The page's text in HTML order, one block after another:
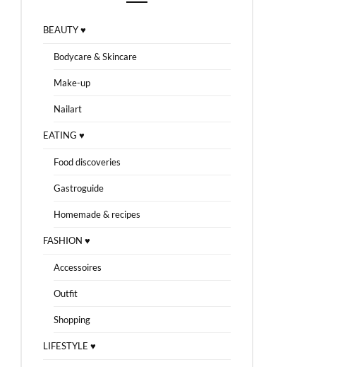
BEAUTY ♥
Bodycare & Skincare
Make-up
Nailart
EATING ♥
Food discoveries
Gastroguide
Homemade & recipes
FASHION ♥
Accessoires
Outfit
Shopping
LIFESTYLE ♥